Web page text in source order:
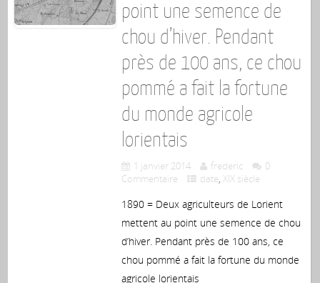
point une semence de
chou d’hiver. Pendant
près de 100 ans, ce chou
pommé a fait la fortune
du monde agricole
lorientais
1 janvier 2014 frederic
0
Commentaire
date,XIX siècle
1890 = Deux agriculteurs de Lorient
mettent au point une semence de chou
d’hiver. Pendant près de 100 ans, ce
chou pommé a fait la fortune du monde
agricole lorientais